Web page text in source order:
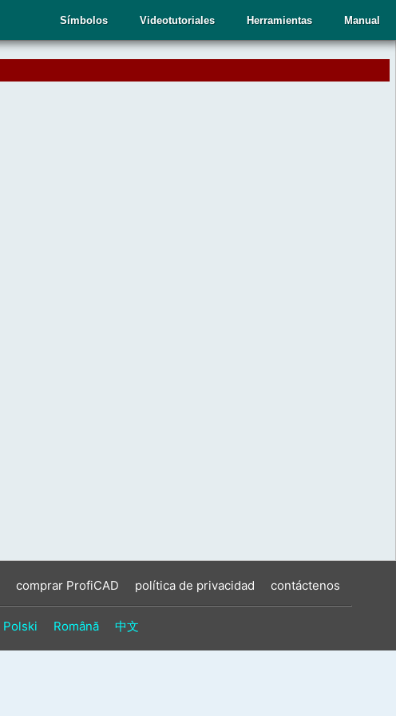
Manual
Herramientas
Videotutoriales
Símbolos
comprar ProfiCAD política de privacidad contáctenos
Polski Română 中文